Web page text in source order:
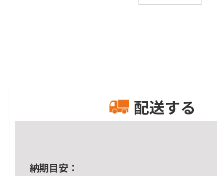
配送する
納期目安：